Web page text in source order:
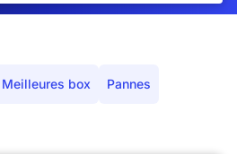
Meilleures box Pannes